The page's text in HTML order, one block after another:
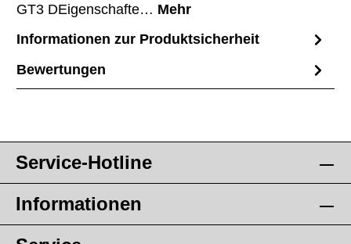
GT3 DEigenschafte… Mehr
Informationen zur Produktsicherheit
Bewertungen
Service-Hotline
Informationen